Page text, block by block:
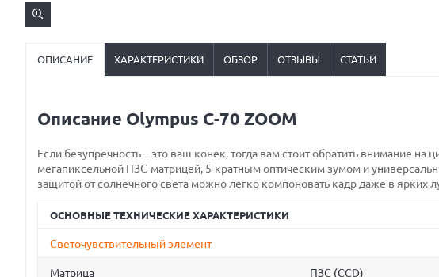
ОПИСАНИЕ ХАРАКТЕРИСТИКИ ОБЗОР ОТЗЫВЫ СТАТЬИ
Описание Olympus C-70 ZOOM
Если безупречность – это ваш конек, тогда вам стоит обратить внимание
мегапиксельной ПЗС-матрицей, 5-кратным оптическим зумом и
защитой от солнечного света можно легко компоновать кадр даже в ярких
ОСНОВНЫЕ ТЕХНИЧЕСКИЕ ХАРАКТЕРИСТИКИ
Светочувствительный элемент
Матрица ПЗС (CCD)